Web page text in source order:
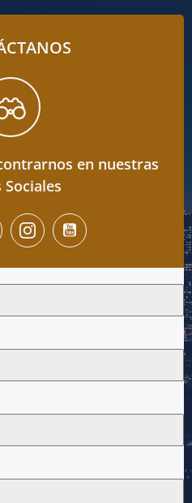
en nuestras
Sociales